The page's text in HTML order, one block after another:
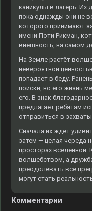
каникулы в лагерь. Их
пока однажды они не
которого принимают
имени Поти Рикман,
внешность, на самом
На Земле растёт
невероятной
попадает в беду.
поиски, но его жизнь
его. В знак
предлагает ребятам
отправиться в
Сначала их ждёт
затем — целая череда
просторах
волшебством, а
преодолевать все
могут стать
Комментарии